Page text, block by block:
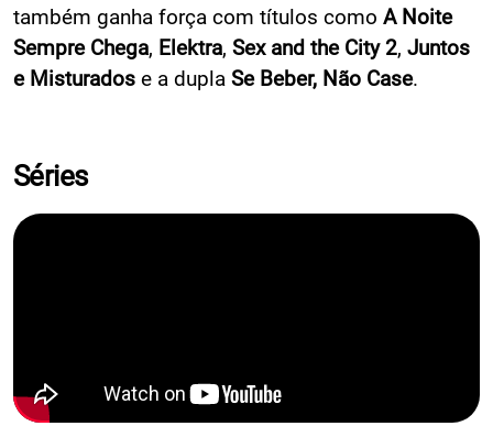
também ganha força com títulos como A Noite
Sempre Chega, Elektra, Sex and the City 2, Juntos
e Misturados e a dupla Se Beber, Não Case.
Séries